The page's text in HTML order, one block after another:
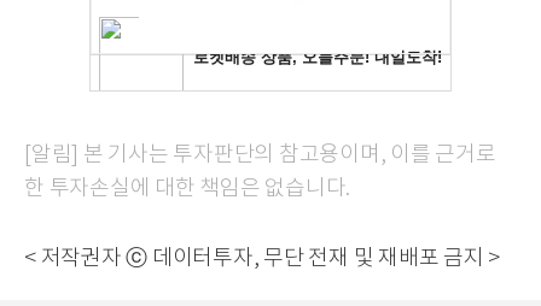
[알림] 본 기사는 투자판단의 참고용이며, 이를 근거로
한 투자손실에 대한 책임은 없습니다.
< 저작권자 ⓒ 데이터투자, 무단 전재 및 재배포 금지 >